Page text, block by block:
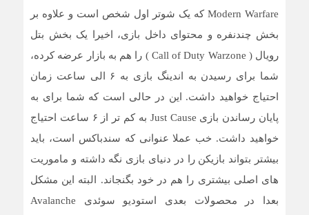
Modern Warfare که یک شوتر اول شخص است و علاوه بر
بخش چندنفره و محتوای داخل بازی، اخیرا یک بخش بتل
رویال ( Call of Duty Warzone ) را هم به بازار عرضه کرده،
شما برای رسیدن به اندینگ بازی به ۶ الی ساعت زمان
احتیاج خواهید داشت. این در حالی است که شما برای به
پایان رساندن بازی Just Cause به کم تر از ۶ ساعت احتیاج
خواهید داشت. خب عملا عنوانی که سندباکس است، باید
بیشتر بتواند بازیکن را در دنیای بازی نگه داشته و ماموریت
های اصلی بیشتری را هم در خود بگنجاند. البته این مشکل
بعدا در محصولات بعدی استودیو سوئدی Avalanche